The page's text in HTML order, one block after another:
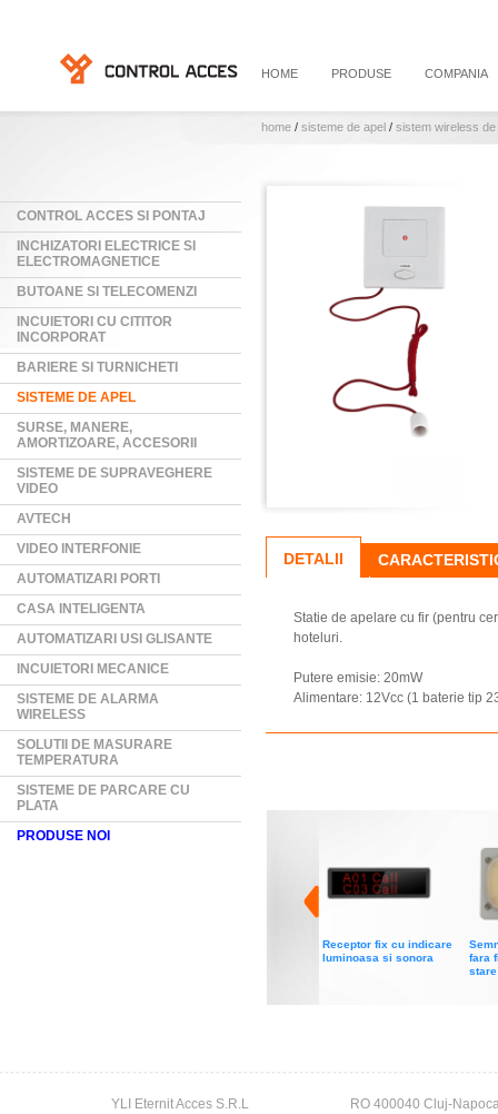
HOME PRODUSE COMPANIA
home / sisteme de apel / sistem wireless de
CONTROL ACCES SI PONTAJ
INCHIZATORI ELECTRICE SI
ELECTROMAGNETICE
BUTOANE SI TELECOMENZI
INCUIETORI CU CITITOR
INCORPORAT
BARIERE SI TURNICHETI
SISTEME DE APEL
SURSE, MANERE,
AMORTIZOARE, ACCESORII
SISTEME DE SUPRAVEGHERE
VIDEO
AVTECH
VIDEO INTERFONIE
AUTOMATIZARI PORTI
CASA INTELIGENTA
AUTOMATIZARI USI GLISANTE
INCUIETORI MECANICE
SISTEME DE ALARMA
WIRELESS
SOLUTII DE MASURARE
TEMPERATURA
SISTEME DE PARCARE CU
PLATA
PRODUSE NOI
DETALII
Statie de apelare cu fir (pentru
hoteluri.
Putere emisie: 20mW
Alimentare: 12Vcc (1 baterie tip
Receptor fix cu indicare
luminoasa si sonora
fara
stare
YLI Eternit Acces S.R.L
RO 400040 Cluj-